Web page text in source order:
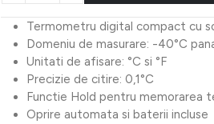
Termometru digital compact cu
Domeniu de masurare: -40°C
Unitati de afisare: °C si °F
Precizie de citire: 0,1°C
Functie Hold pentru memorarea
Oprire automata si baterii incluse